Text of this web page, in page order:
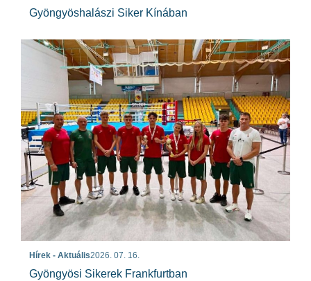
Gyöngyöshalászi Siker Kínában
Hírek - Aktuális2026. 07. 16.
Gyöngyösi Sikerek Frankfurtban